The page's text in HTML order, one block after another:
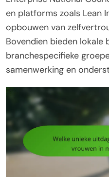
en platforms zoals Lean
opbouwen van
Bovendien bieden lokale
branchespecifieke
samenwerking en